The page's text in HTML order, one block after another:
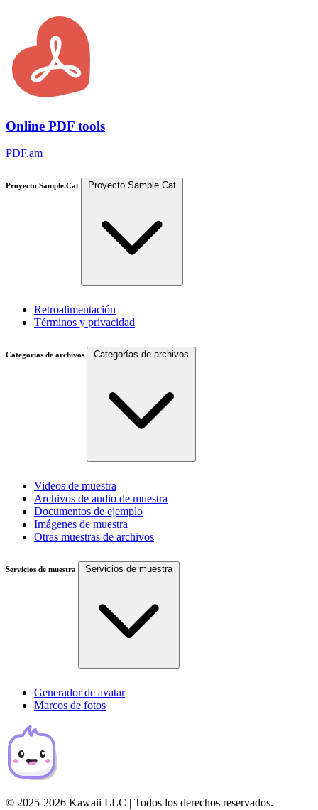
Online PDF tools
PDF.am
Proyecto Sample.Cat Proyecto Sample.Cat
Retroalimentación
Términos y privacidad
Categorías de archivos Categorías de archivos
Videos de muestra
Archivos de audio de muestra
Documentos de ejemplo
Imágenes de muestra
Otras muestras de archivos
Servicios de muestra Servicios de muestra
Generador de avatar
Marcos de fotos
© 2025-2026 Kawaii LLC | Todos los derechos reservados.